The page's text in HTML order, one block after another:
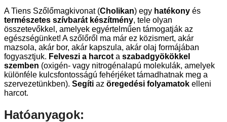
A Tiens Szőlőmagkivonat (Cholikan) egy hatékony és
természetes szívbarát készítmény, tele olyan
összetevőkkel, amelyek egyértelműen támogatják az
egészségünket! A szőlőről ma már ez közismert, akár
mazsola, akár bor, akár kapszula, akár olaj formájában
fogyasztjuk. Felveszi a harcot a szabadgyökökkel
szemben (oxigén- vagy nitrogénalapú molekulák, amelyek
különféle kulcsfontosságú fehérjéket támadhatnak meg a
szervezetünkben). Segíti az öregedési folyamatok elleni
harcot.
Hatóanyagok: